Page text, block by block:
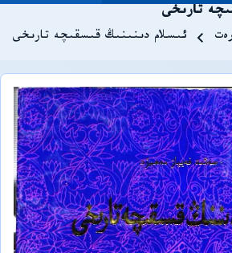
تارىخى
ئىسلام دىنىنىڭ قىسقىچە تارىخى